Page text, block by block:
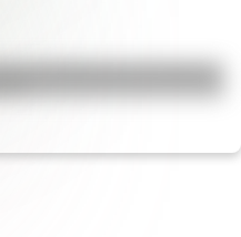
de Bolivia para colorear e